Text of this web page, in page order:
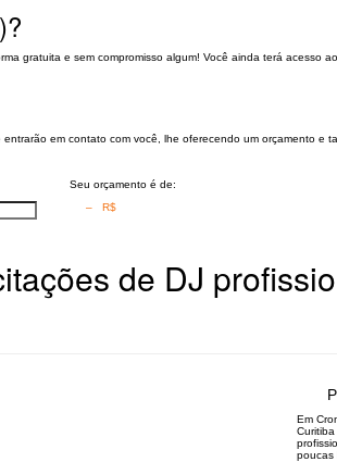
gratuita e sem compromisso algum! Você ainda terá acesso
em contato com você, lhe oferecendo um orçamento e
Seu orçamento é de:
– R$
de DJ
Em
poucas